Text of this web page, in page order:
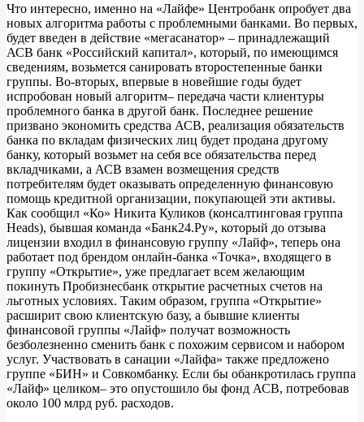
Что интересно, именно на «Лайфе» Центробанк опробует два
новых алгоритма работы с проблемными банками. Во первых,
будет введен в действие «мегасанатор» – принадлежащий
АСВ банк «Российский капитал», который, по имеющимся
сведениям, возьмется санировать второстепенные банки
группы. Во-вторых, впервые в новейшие годы будет
испробован новый алгоритм– передача части клиентуры
проблемного банка в другой банк. Последнее решение
призвано экономить средства АСВ, реализация обязательств
банка по вкладам физических лиц будет продана другому
банку, который возьмет на себя все обязательства перед
вкладчиками, а АСВ взамен возмещения средств
потребителям будет оказывать определенную финансовую
помощь кредитной организации, покупающей эти активы.
Как сообщил «Ко» Никита Куликов (консалтинговая группа
Heads), бывшая команда «Банк24.Ру», который до отзыва
лицензии входил в финансовую группу «Лайф», теперь она
работает под брендом онлайн-банка «Точка», входящего в
группу «Открытие», уже предлагает всем желающим
покинуть Пробизнесбанк открытие расчетных счетов на
льготных условиях. Таким образом, группа «Открытие»
расширит свою клиентскую базу, а бывшие клиенты
финансовой группы «Лайф» получат возможность
безболезненно сменить банк с похожим сервисом и набором
услуг. Участвовать в санации «Лайфа» также предложено
группе «БИН» и Совкомбанку. Если бы обанкротилась группа
«Лайф» целиком– это опустошило бы фонд АСВ, потребовав
около 100 млрд руб. расходов.